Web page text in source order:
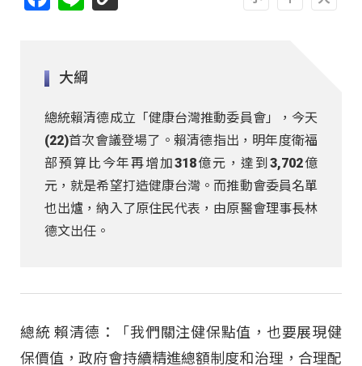
大綱
總統賴清德成立「健康台灣推動委員會」，今天
(22)首次會議登場了。賴清德指出，明年度衛福
部預算比今年再增加318億元，達到3,702億
元，就是希望打造健康台灣。而推動會委員名單
也出爐，納入了原住民代表，由原醫會理事長林
德文出任。
總統 賴清德：「我們關注健保點值，也要展現健
保價值，政府會持續精進總額制度和治理，合理配